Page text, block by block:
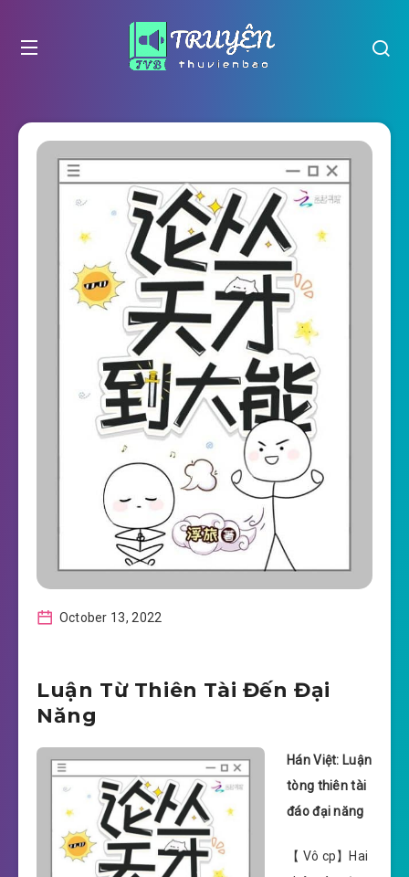
October 13, 2022
Luận Từ Thiên Tài Đến Đại
Năng
Hán Việt: Luận
tòng thiên tài
đáo đại năng
【 Vô cp】Hai